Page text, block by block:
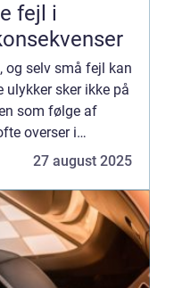
fejl i
og selv små fejl kan
ulykker sker ikke på
som følge af
overser i
27 august 2025